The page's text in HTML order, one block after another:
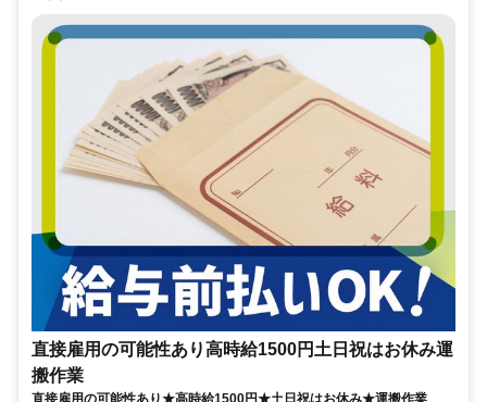
直接雇用の可能性あり高時給1500円土日祝はお休み運
搬作業
直接雇用の可能性あり★高時給1500円★土日祝はお休み★運搬作業